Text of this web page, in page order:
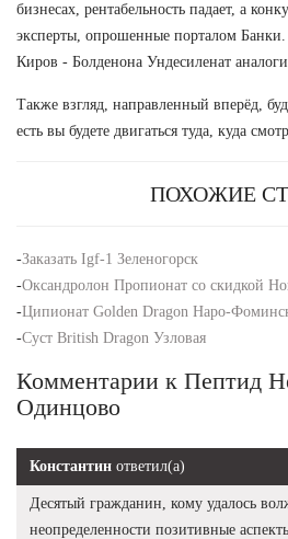
бизнесах, рентабельность падает, а
эксперты, опрошенные порталом
Киров - Болденона Ундесиленат
Также взгляд, направленный вперёд,
есть вы будете двигаться туда, куда
ПОХОЖИЕ
-Заказать Igf-1 Зеленогорск
-Оксандролон Пропионат со скидкой
-Ципионат Golden Dragon Наро-
-Суст British Dragon Узловая
Комментарии к Пептид
Одинцово
Константин ответил(а)
Десятый гражданин, кому удалось
неопределенности позитивные